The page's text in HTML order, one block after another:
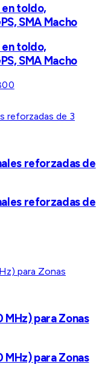
toldo,
SMA Macho
toldo,
SMA Macho
reforzadas de
reforzadas de
para Zonas
para Zonas